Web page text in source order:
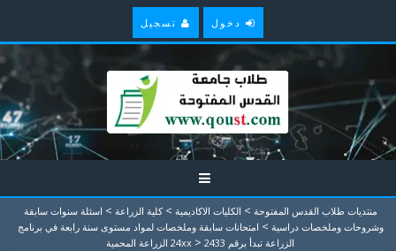
دخول تسجيل
منتديات طلاب القدس المفتوحة > الكليات الاكاديمية > كلية الزراعة > اسئلة سنوات سابقة
وشروحات وملخصات دراسية > امتحانات سابقة وملخصات لمواد مستوى سنة رابعة في برنامج
الزراعة تبدأ برقم 24xx
> 2433 الزراعة المحمية